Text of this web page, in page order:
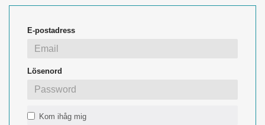
E-postadress
Lösenord
Kom ihåg mig